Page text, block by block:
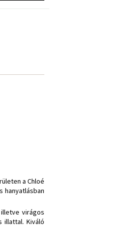
a Chloé
hanyatlásban
virágos
Kiváló